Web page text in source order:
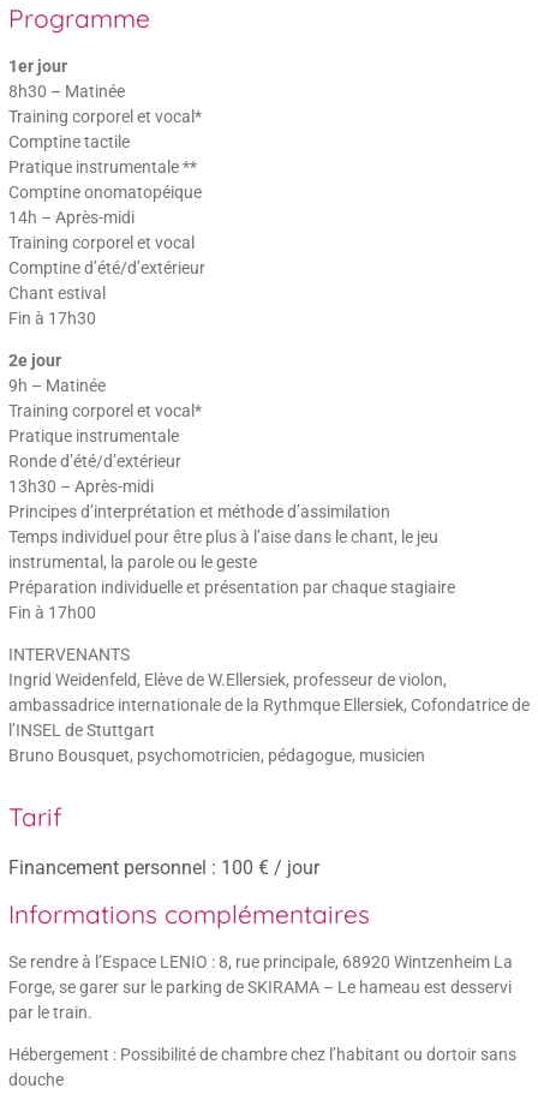
Programme
1er jour
8h30 – Matinée
Training corporel et vocal*
Comptine tactile
Pratique instrumentale **
Comptine onomatopéique
14h – Après-midi
Training corporel et vocal
Comptine d’été/d’extérieur
Chant estival
Fin à 17h30
2e jour
9h – Matinée
Training corporel et vocal*
Pratique instrumentale
Ronde d’été/d’extérieur
13h30 – Après-midi
Principes d’interprétation et méthode d’assimilation
Temps individuel pour être plus à l’aise dans le chant, le jeu
instrumental, la parole ou le geste
Préparation individuelle et présentation par chaque stagiaire
Fin à 17h00
INTERVENANTS
Ingrid Weidenfeld, Elève de W.Ellersiek, professeur de violon,
ambassadrice internationale de la Rythmque Ellersiek, Cofondatrice de
l’INSEL de Stuttgart
Bruno Bousquet, psychomotricien, pédagogue, musicien
Tarif
Financement personnel : 100 € / jour
Informations complémentaires
Se rendre à l’Espace LENIO : 8, rue principale, 68920 Wintzenheim La
Forge, se garer sur le parking de SKIRAMA – Le hameau est desservi
par le train.
Hébergement : Possibilité de chambre chez l’habitant ou dortoir sans
douche